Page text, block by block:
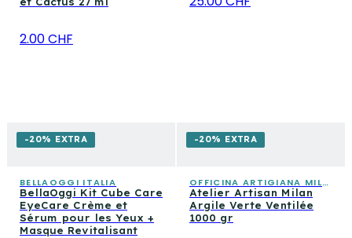
2.00 CHF
-20% EXTRA
BELLAOGGI ITALIA
BellaOggi Kit Cube Care
EyeCare Crème et
Sérum pour les Yeux +
Masque Revitalisant
-20% EXTRA
OFFICINA ARTIGIANA MILANO
Atelier Artisan Milan
Argile Verte Ventilée
1000 gr